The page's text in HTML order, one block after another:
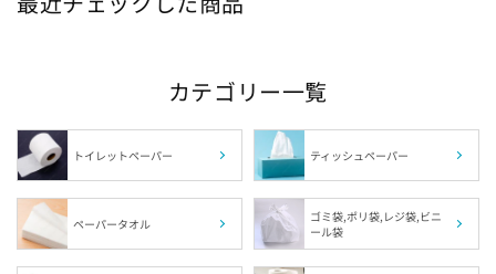
サイズから探す
カラーから探す
茨城県の指定袋から探す
カテゴリー一覧
トイレットペーパー ティッシュペーパー
ペーパータオル
ゴミ袋,ポリ袋,レジ袋,ビニ
ール袋